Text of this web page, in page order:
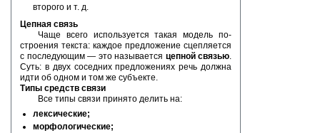
вто­ро­го и т. д.
Цеп­ная связь
Чаще всего ис­поль­зу­ет­ся такая мо­дель по­
стро­е­ния тек­ста: каж­дое пред­ло­же­ние сцеп­ля­ет­ся
с по­сле­ду­ю­щим — это на­зы­ва­ет­ся цеп­ной свя­зью
Суть: в двух со­сед­них пред­ло­же­ни­ях речь долж­на
идти об одном и том же субъ­ек­те.
Типы средств связи
Все типы связи при­ня­то де­лить на:
лек­си­че­ские;
мор­фо­ло­ги­че­ские;